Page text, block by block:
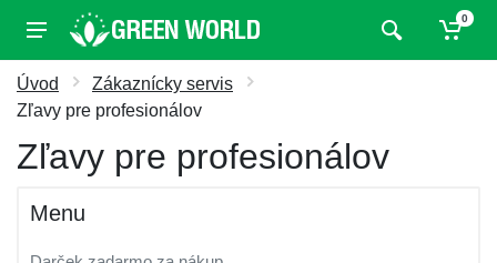
0
Úvod
Zákaznícky servis
Zľavy pre profesionálov
Zľavy pre profesionálov
Menu